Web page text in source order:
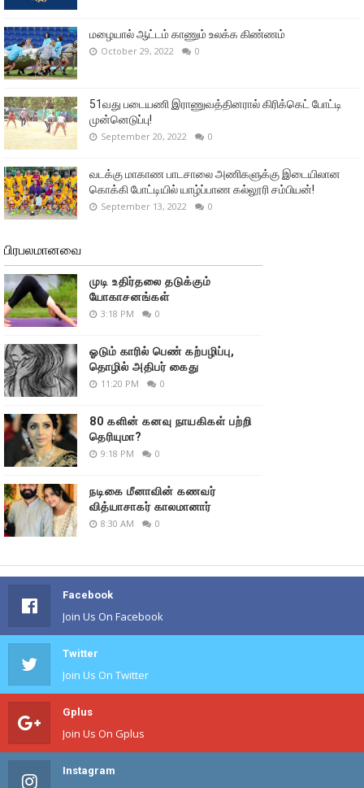
மழையால் ஆட்டம் காணும் உலக்க கிண்ணம்
October 29, 2022 0
51வது படையணி இராணுவத்தினரால் கிரிக்கெட் போட்டி
முன்னெடுப்பு!
September 20, 2022 0
வடக்கு மாகாண பாடசாலை அணிகளுக்கு இடையிலான
கொக்கி போட்டியில் யாழ்ப்பாண கல்லூரி சம்பியன்!
September 13, 2022 0
பிரபலமானவை
முடி உதிர்தலை தடுக்கும்
யோகாசனங்கள்
3:18 PM 0
ஓடும் காரில் பெண் கற்பழிப்பு,
தொழில் அதிபர் கைது
11:20 PM 0
80 களின் கனவு நாயகிகள் பற்றி
தெரியுமா?
9:18 PM 0
நடிகை மீனாவின் கணவர்
வித்யாசாகர் காலமானார்
8:30 AM 0
Facebook
Join Us On Facebook
Twitter
Join Us On Twitter
Gplus
Join Us On Gplus
Instagram